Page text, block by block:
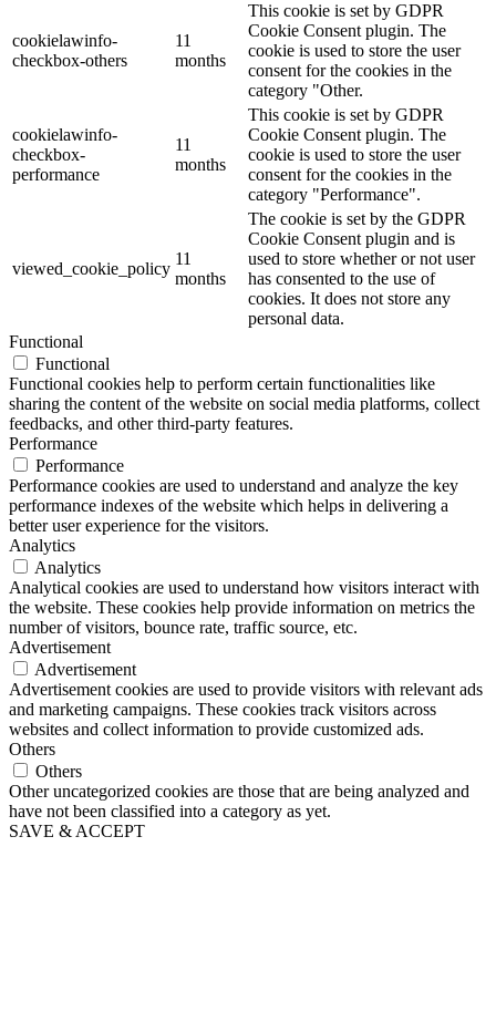
cookielawinfo-
checkbox-others
11
months
This cookie is set by GDPR
Cookie Consent plugin. The
cookie is used to store the user
consent for the cookies in the
category "Other.
cookielawinfo-
checkbox-
performance
11
months
This cookie is set by GDPR
Cookie Consent plugin. The
cookie is used to store the user
consent for the cookies in the
category "Performance".
viewed_cookie_policy
11
months
The cookie is set by the GDPR
Cookie Consent plugin and is
used to store whether or not user
has consented to the use of
cookies. It does not store any
personal data.
Functional
Functional
Functional cookies help to perform certain functionalities like
sharing the content of the website on social media platforms, collect
feedbacks, and other third-party features.
Performance
Performance
Performance cookies are used to understand and analyze the key
performance indexes of the website which helps in delivering a
better user experience for the visitors.
Analytics
Analytics
Analytical cookies are used to understand how visitors interact with
the website. These cookies help provide information on metrics the
number of visitors, bounce rate, traffic source, etc.
Advertisement
Advertisement
Advertisement cookies are used to provide visitors with relevant ads
and marketing campaigns. These cookies track visitors across
websites and collect information to provide customized ads.
Others
Others
Other uncategorized cookies are those that are being analyzed and
have not been classified into a category as yet.
SAVE & ACCEPT